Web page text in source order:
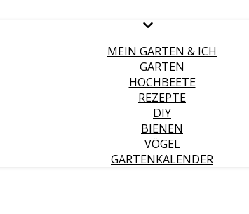
MEIN GARTEN & ICH
GARTEN
HOCHBEETE
REZEPTE
DIY
BIENEN
VÖGEL
GARTENKALENDER